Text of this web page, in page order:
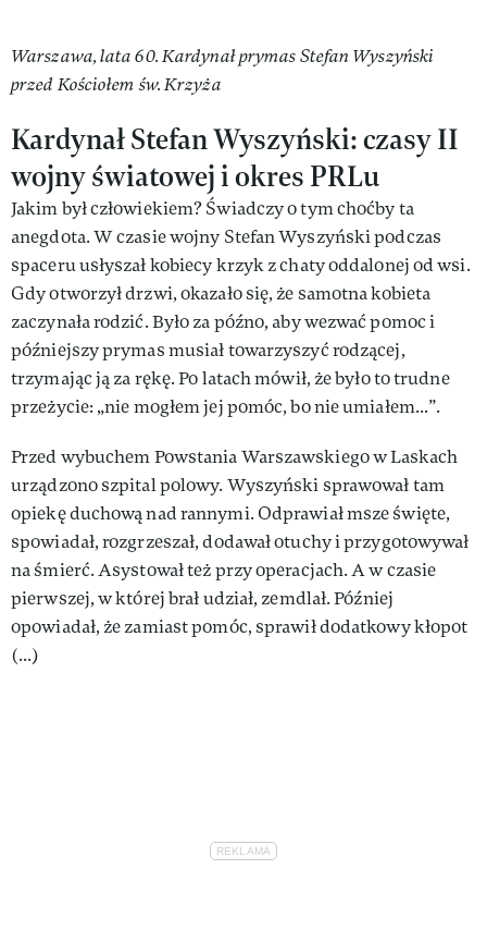
Warszawa, lata 60. Kardynał prymas Stefan Wyszyński
przed Kościołem św. Krzyża
Kardynał Stefan Wyszyński: czasy II
wojny światowej i okres PRLu
Jakim był człowiekiem? Świadczy o tym choćby ta
anegdota. W czasie wojny Stefan Wyszyński podczas
spaceru usłyszał kobiecy krzyk z chaty oddalonej od wsi.
Gdy otworzył drzwi, okazało się, że samotna kobieta
zaczynała rodzić. Było za późno, aby wezwać pomoc i
późniejszy prymas musiał towarzyszyć rodzącej,
trzymając ją za rękę. Po latach mówił, że było to trudne
przeżycie: „nie mogłem jej pomóc, bo nie umiałem...”.
Przed wybuchem Powstania Warszawskiego w Laskach
urządzono szpital polowy. Wyszyński sprawował tam
opiekę duchową nad rannymi. Odprawiał msze święte,
spowiadał, rozgrzeszał, dodawał otuchy i przygotowywał
na śmierć. Asystował też przy operacjach. A w czasie
pierwszej, w której brał udział, zemdlał. Później
opowiadał, że zamiast pomóc, sprawił dodatkowy kłopot
(...)